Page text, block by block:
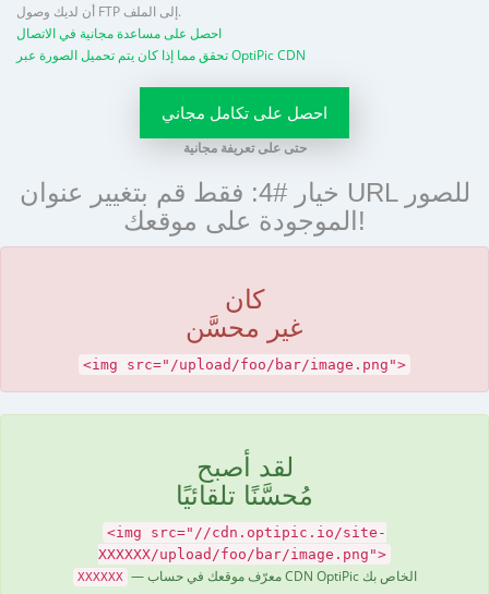
أن لديك وصول FTP إلى الملف.
احصل على مساعدة مجانية في الاتصال
تحقق مما إذا كان يتم تحميل الصورة عبر OptiPic CDN
احصل على تكامل مجاني
حتى على تعريفة مجانية
خيار #4: فقط قم بتغيير عنوان URL للصور
الموجودة على موقعك!
كان
غير محسَّن
<img src="/upload/foo/bar/image.png">
لقد أصبح
مُحسَّنًا تلقائيًا
<img src="//cdn.optipic.io/site-
XXXXXX/upload/foo/bar/image.png">
XXXXXX — معرّف موقعك في حساب CDN OptiPic الخاص بك